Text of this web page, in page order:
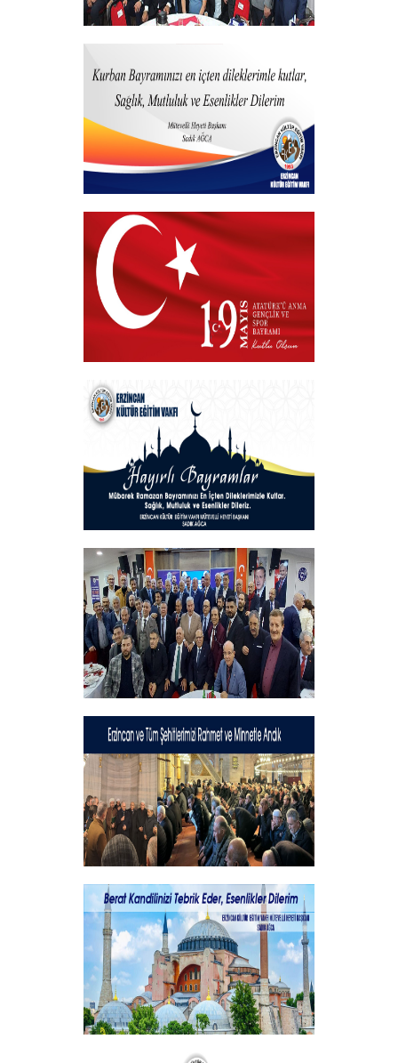
Programı
+
Kurban Bayramı
+
19 MAYIS 2025
+
Hayırlı Bayramlar
+
Geleneksel İftar Programımız
+
Şehitlerimizi Rahmet ve Minnetle
Andık...
+
Vakıf Başkanımızdan Kandil mesajı